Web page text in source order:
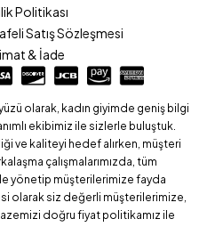
Politikası
Satış Sözleşmesi
& İade
olarak, kadın giyimde geniş bilgi
ekibimiz ile sizlerle buluştuk.
ve kaliteyi hedef alırken, müşteri
çalışmalarımızda, tüm
yönetip müşterilerimize fayda
olarak siz değerli müşterilerimize,
doğru fiyat politikamız ile